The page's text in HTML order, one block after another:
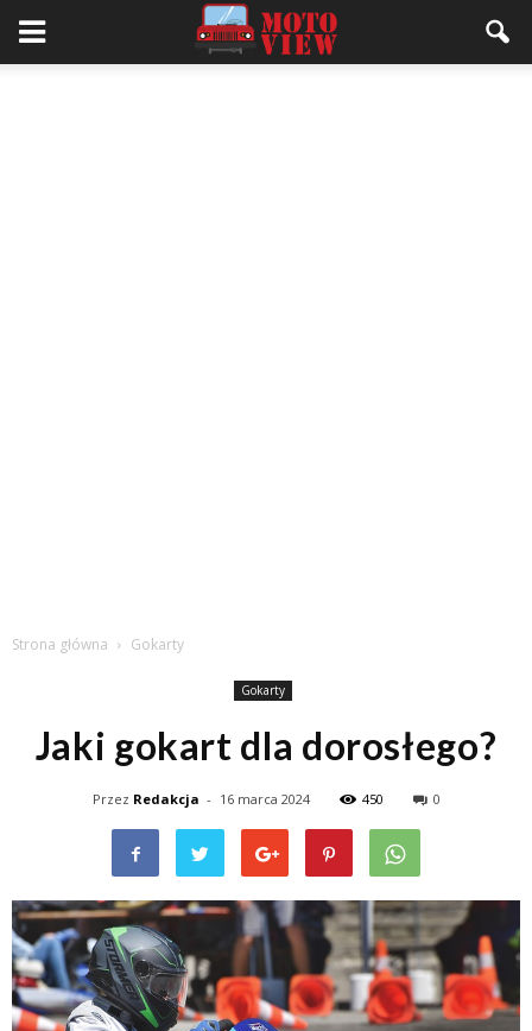
Strona główna Gokarty
Gokarty
Jaki gokart dla dorosłego?
Przez Redakcja - 16 marca 2024 450 0